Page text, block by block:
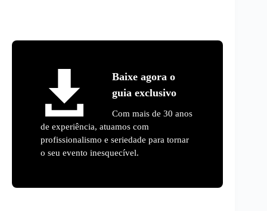
Baixe agora o
guia exclusivo
Com mais de 30 anos
de experiência, atuamos com
profissionalismo e seriedade para tornar
o seu evento inesquecível.